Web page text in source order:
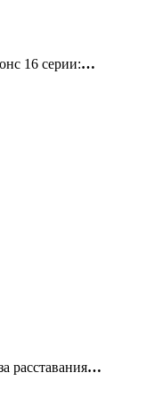
16 серии:…
расставания…